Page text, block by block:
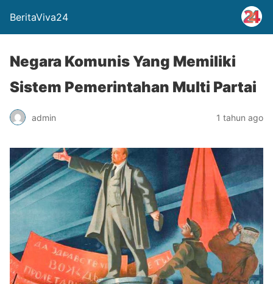
BeritaViva24
Negara Komunis Yang Memiliki
Sistem Pemerintahan Multi Partai
admin 1 tahun ago